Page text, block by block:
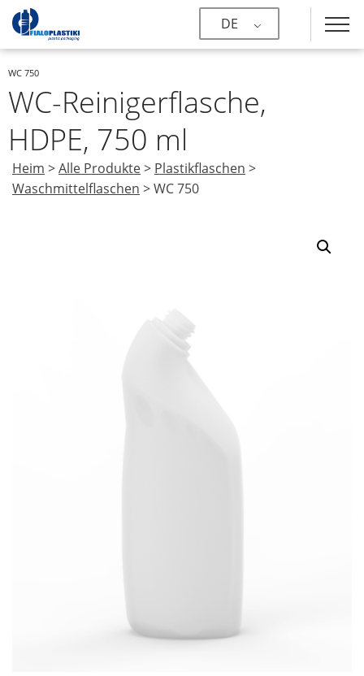
DE
WC 750
WC-Reinigerflasche,
HDPE, 750 ml
Heim >Alle Produkte> Plastikflaschen >
Waschmittelflaschen >WC 750